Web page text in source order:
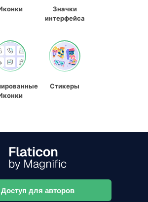
Значки
интерфейса
Стикеры
Доступ для авторов